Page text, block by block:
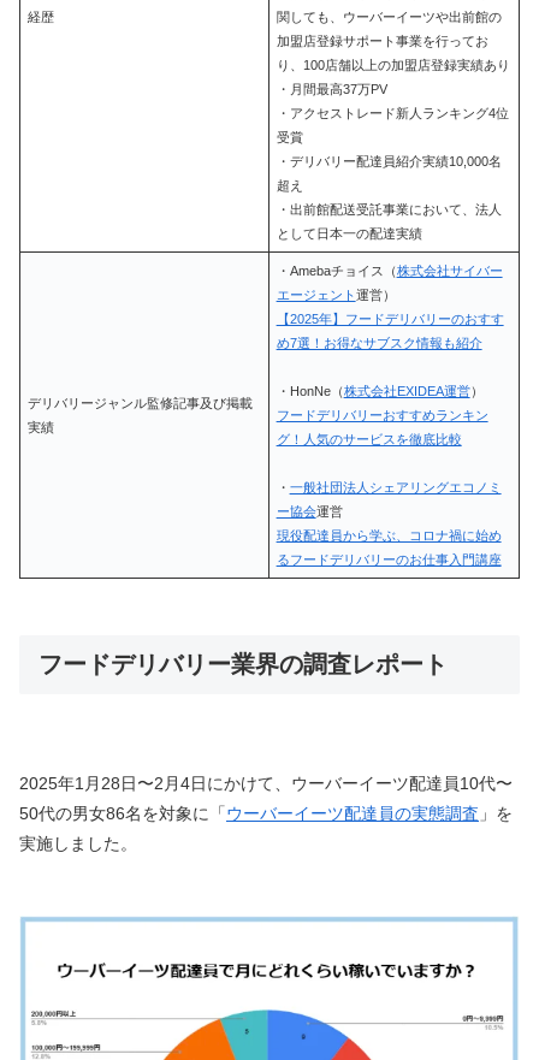
経歴
関しても、ウーバーイーツや出前館の
加盟店登録サポート事業を行ってお
り、100店舗以上の加盟店登録実績あり
・月間最高37万PV
・アクセストレード新人ランキング4位
受賞
・デリバリー配達員紹介実績10,000名
超え
・出前館配送受託事業において、法人
として日本一の配達実績
デリバリージャンル監修記事及び掲載
実績
・Amebaチョイス（株式会社サイバー
エージェント運営）
【2025年】フードデリバリーのおすす
め7選！お得なサブスク情報も紹介
・HonNe（株式会社EXIDEA運営）
フードデリバリーおすすめランキン
グ！人気のサービスを徹底比較
・ 一般社団法人シェアリングエコノミ
ー協会運営
現役配達員から学ぶ、コロナ禍に始め
るフードデリバリーのお仕事入門講座
フードデリバリー業界の調査レポート
2025年1月28日〜2月4日にかけて、ウーバーイーツ配達員10代〜
50代の男女86名を対象に「ウーバーイーツ配達員の実態調査 」を
実施しました。